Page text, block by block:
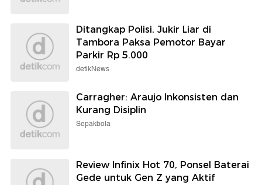
Ditangkap Polisi, Jukir Liar di
Tambora Paksa Pemotor Bayar
Parkir Rp 5.000
detikNews
Carragher: Araujo Inkonsisten dan
Kurang Disiplin
Sepakbola
Review Infinix Hot 70, Ponsel Baterai
Gede untuk Gen Z yang Aktif